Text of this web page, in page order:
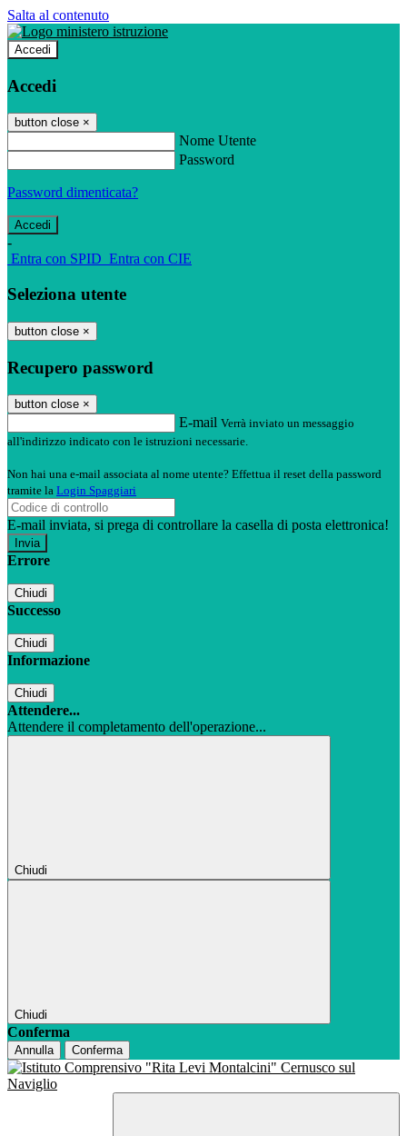
Salta al contenuto
Accedi
Accedi
button close ×
Nome Utente
Password
Password dimenticata?
-
Entra con SPID Entra con CIE
Seleziona utente
button close ×
Recupero password
button close ×
E-mail Verrà inviato un messaggio
all'indirizzo indicato con le istruzioni necessarie.
Non hai una e-mail associata al nome utente? Effettua il reset della password
tramite la Login Spaggiari
E-mail inviata, si prega di controllare la casella di posta elettronica!
Errore
Chiudi
Successo
Chiudi
Informazione
Chiudi
Attendere...
Attendere il completamento dell'operazione...
Chiudi
Chiudi
Conferma
Annulla Conferma